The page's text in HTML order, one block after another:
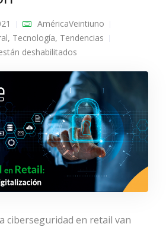
AméricaVeintiuno
, Tecnología, Tendencias
deshabilitados
la digitalización
ciberseguridad en retail van